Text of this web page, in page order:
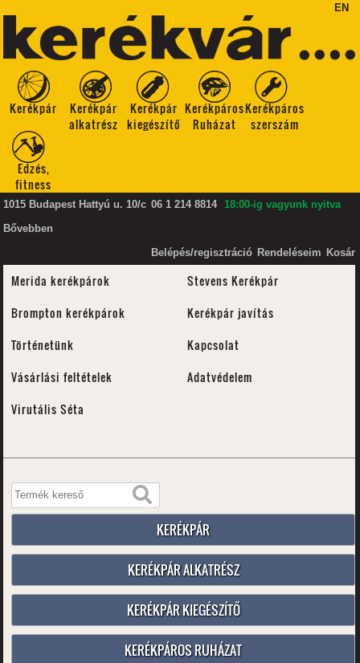
EN
Kerékpár
Kerékpár
alkatrész
Kerékpár
kiegészítő
Kerékpáros
Ruházat
Kerékpáros
szerszám
Edzés,
fitness
1015 Budapest Hattyú u. 10/c 06 1 214 8814 18:00-ig vagyunk nyitva
Bővebben
Belépés/regisztráció Rendeléseim Kosár
Merida kerékpárok
Stevens Kerékpár
Brompton kerékpárok
Kerékpár javítás
Történetünk
Kapcsolat
Vásárlási feltételek
Adatvédelem
Virutális Séta
KERÉKPÁR
KERÉKPÁR ALKATRÉSZ
KERÉKPÁR KIEGÉSZÍTŐ
KERÉKPÁROS RUHÁZAT